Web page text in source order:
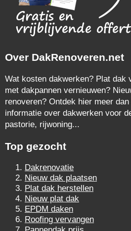
Over DakRenoveren.net
Wat kosten dakwerken? Plat dak
met dakpannen vernieuwen?
renoveren? Ontdek hier meer
informatie over dakwerken voor
pastorie, rijwoning...
Top gezocht
Dakrenovatie
Nieuw dak plaatsen
Plat dak herstellen
Nieuw plat dak
EPDM daken
Roofing vervangen